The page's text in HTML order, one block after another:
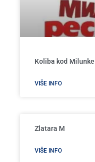
Koliba kod Milunke
VIŠE INFO
Zlatara M
VIŠE INFO